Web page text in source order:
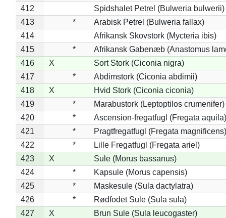
412
Spidshalet Petrel (Bulweria bulwerii)
413
*
Arabisk Petrel (Bulweria fallax)
414
Afrikansk Skovstork (Mycteria ibis)
415
*
Afrikansk Gabenæb (Anastomus
416
X
Sort Stork (Ciconia nigra)
417
*
Abdimstork (Ciconia abdimii)
418
X
Hvid Stork (Ciconia ciconia)
419
*
Marabustork (Leptoptilos crumenifer)
420
*
Ascension-fregatfugl (Fregata aquila)
421
*
Pragtfregatfugl (Fregata magnificens)
422
*
Lille Fregatfugl (Fregata ariel)
423
X
Sule (Morus bassanus)
424
*
Kapsule (Morus capensis)
425
*
Maskesule (Sula dactylatra)
426
*
Rødfodet Sule (Sula sula)
427
X
Brun Sule (Sula leucogaster)